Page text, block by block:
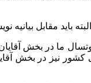
مقابل بیانیه
اظهار کرد: فوتسال ما در
کشور نیز در بخش